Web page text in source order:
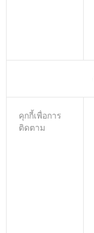
คุกกี้เพื่อการ
ติดตาม